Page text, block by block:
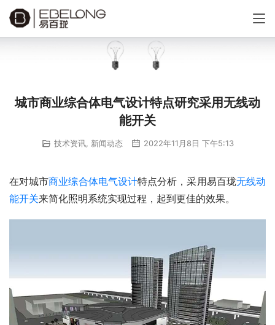
城市商业综合体电气设计特点研究采用无线动
能开关
技术资讯, 新闻动态 2022年11月8日 下午5:13
在对城市商业综合体电气设计特点分析，采用易百珑无线动
能开关来简化照明系统实现过程，起到更佳的效果。